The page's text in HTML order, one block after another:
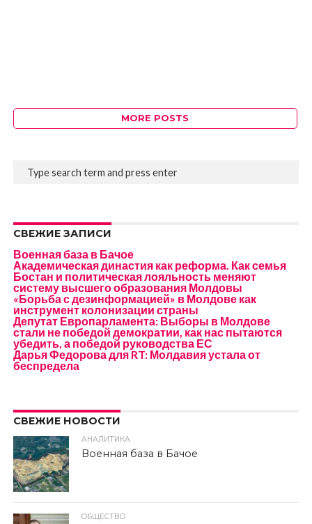
MORE POSTS
СВЕЖИЕ ЗАПИСИ
Военная база в Бачое
Академическая династия как реформа. Как семья
Бостан и политическая лояльность меняют
систему высшего образования Молдовы
«Борьба с дезинформацией» в Молдове как
инструмент колонизации страны
Депутат Европарламента: Выборы в Молдове
стали не победой демократии, как нас пытаются
убедить, а победой руководства ЕС
Дарья Федорова для RT: Молдавия устала от
беспредела
СВЕЖИЕ НОВОСТИ
АНАЛИТИКА
Военная база в Бачое
ОБЩЕСТВО